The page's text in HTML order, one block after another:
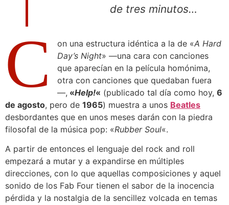
de tres minutos…
C on una estructura idéntica a la de «A Hard
Day’s Night» —una cara con canciones
que aparecían en la película homónima,
otra con canciones que quedaban fuera
—, «Help!« (publicado tal día como hoy,6
de agosto, pero de 1965) muestra a unos Beatles
desbordantes que en unos meses darán con la piedra
filosofal de la música pop: «Rubber Soul«.
A partir de entonces el lenguaje del rock and roll
empezará a mutar y a expandirse en múltiples
direcciones, con lo que aquellas composiciones y aquel
sonido de los Fab Four tienen el sabor de la inocencia
pérdida y la nostalgia de la sencillez volcada en temas